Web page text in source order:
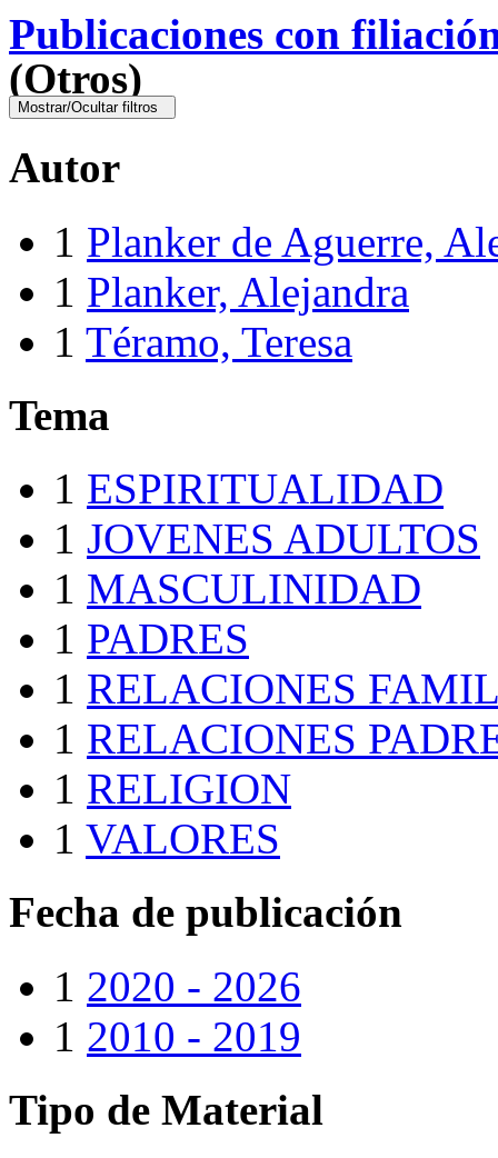
Publicaciones con
(Otros)
Autor
1 Planker de Aguerre,
1 Planker, Alejandra
1 Téramo, Teresa
Tema
1 ESPIRITUALIDAD
1 JOVENES ADULTOS
1 MASCULINIDAD
1 PADRES
1 RELACIONES
1 RELACIONES
1 RELIGION
1 VALORES
Fecha de publicación
1 2020 - 2026
1 2010 - 2019
Tipo de Material